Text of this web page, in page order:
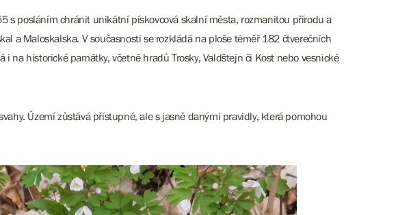
s posláním chránit unikátní pískovcová skalní města, rozmanitou přírodu a
a Maloskalska. V současnosti se rozkládá na ploše téměř 182 čtverečních
na historické památky, včetně hradů Trosky, Valdštejn či Kost nebo vesnické
Území zůstává přístupné, ale s jasně danými pravidly, která pomohou